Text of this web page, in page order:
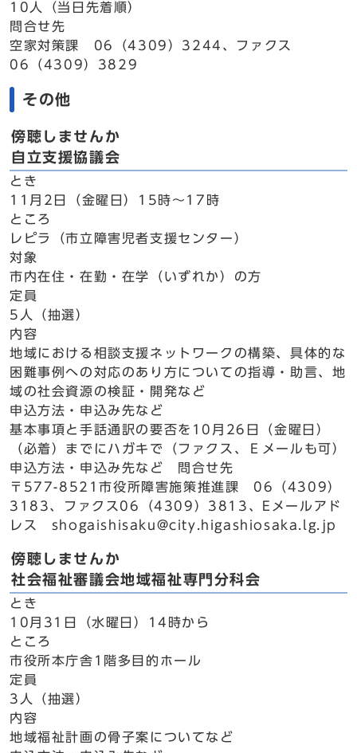
10人（当日先着順）
問合せ先
空家対策課 06（4309）3244、ファクス
06（4309）3829
その他
傍聴しませんか
自立支援協議会
とき
11月2日（金曜日）15時～17時
ところ
レピラ（市立障害児者支援センター）
対象
市内在住・在勤・在学（いずれか）の方
定員
5人（抽選）
内容
地域における相談支援ネットワークの構築、具体的な
困難事例への対応のあり方についての指導・助言、地
域の社会資源の検証・開発など
申込方法・申込み先など
基本事項と手話通訳の要否を10月26日（金曜日）
（必着）までにハガキで（ファクス、Ｅメールも可）
申込方法・申込み先など 問合せ先
〒577-8521市役所障害施策推進課 06（4309）
3183、ファクス06（4309）3813、Eメールアド
レス shogaishisaku@city.higashiosaka.lg.jp
傍聴しませんか
社会福祉審議会地域福祉専門分科会
とき
10月31日（水曜日）14時から
ところ
市役所本庁舎1階多目的ホール
定員
3人（抽選）
内容
地域福祉計画の骨子案についてなど